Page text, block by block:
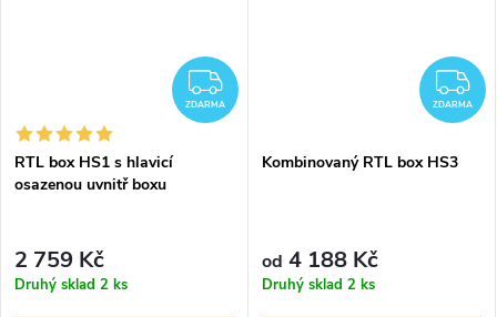
ZDARMA
ZDARMA
RTL box HS1 s hlavicí
osazenou uvnitř boxu
2 759 Kč
Druhý sklad 2 ks
ZDARMA
Kombinovaný RTL box HS3
od 4 188 Kč
Druhý sklad 2 ks